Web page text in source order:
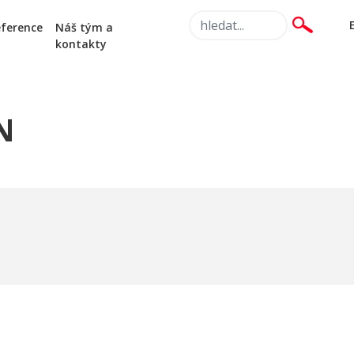
Náš tým a
kontakty